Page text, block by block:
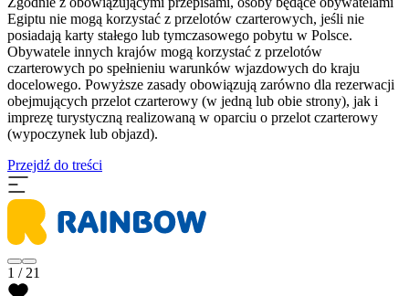
Egiptu nie mogą korzystać z przelotów czarterowych, jeśli nie
posiadają karty stałego lub tymczasowego pobytu w Polsce.
Obywatele innych krajów mogą korzystać z przelotów
czarterowych po spełnieniu warunków wjazdowych do kraju
docelowego. Powyższe zasady obowiązują zarówno dla rezerwacji
obejmujących przelot czarterowy (w jedną lub obie strony), jak i
imprezę turystyczną realizowaną w oparciu o przelot czarterowy
(wypoczynek lub objazd).
Przejdź do treści
1 / 21